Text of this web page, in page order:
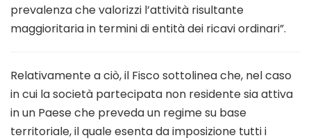
prevalenza che valorizzi l’attività risultante
maggioritaria in termini di entità dei ricavi ordinari”.
Relativamente a ciò, il Fisco sottolinea che, nel caso
in cui la società partecipata non residente sia attiva
in un Paese che preveda un regime su base
territoriale, il quale esenta da imposizione tutti i